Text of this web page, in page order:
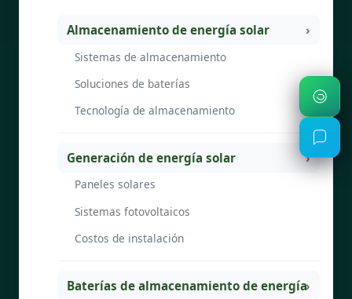
Almacenamiento de energía solar
Sistemas de almacenamiento
Soluciones de baterías
Tecnología de almacenamiento
Generación de energía solar
Paneles solares
Sistemas fotovoltaicos
Costos de instalación
Baterías de almacenamiento de energía